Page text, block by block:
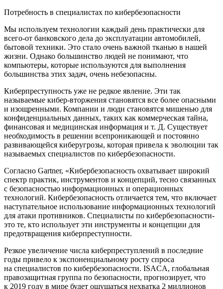
Потребность в специалистах по кибербезопасности
Мы используем технологии каждый день практически для
всего-от банковского дела до эксплуатации автомобилей,
бытовой техники. Это стало очень важной тканью в нашей
жизни. Однако большинство людей не понимают, что
компьютеры, которые используются для выполнения
большинства этих задач, очень небезопасны.
Киберпреступность уже не редкое явление. Эти так
называемые кибер-вторжения становятся все более опасными
и изощренными. Компании и люди становятся мишенью для
конфиденциальных данных, таких как коммерческая тайна,
финансовая и медицинская информация и т. Д. Существует
необходимость в решении всепроникающей и постоянно
развивающейся киберугрозы, которая привела к эволюции так
называемых специалистов по кибербезопасности.
Согласно Gartner, «Кибербезопасность охватывает широкий
спектр практик, инструментов и концепций, тесно связанных
с безопасностью информационных и операционных
технологий. Кибербезопасность отличается тем, что включает
наступательное использование информационных технологий
для атаки противников. Специалисты по кибербезопасности-
это те, кто использует эти инструменты и концепции для
предотвращения киберпреступности.
Резкое увеличение числа киберпреступлений в последние
годы привело к экспоненциальному росту спроса
на специалистов по кибербезопасности. ISACA, глобальная
правозащитная группа по безопасности, прогнозирует, что
к 2019 году в мире будет ощущаться нехватка 2 миллионов